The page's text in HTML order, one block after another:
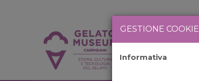
GESTIONE COOKIE
Informativa